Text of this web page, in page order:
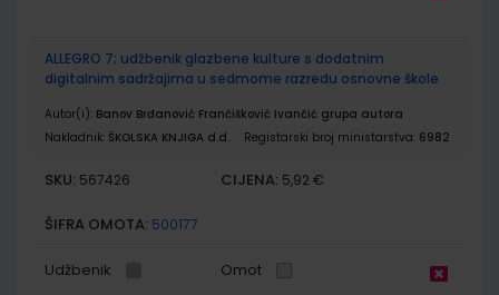
ALLEGRO 7; udžbenik glazbene kulture s dodatnim
digitalnim sadržajima u sedmome razredu osnovne škole
Autor(i): Banov Brđanović Frančišković Ivančić grupa autora
Nakladnik: ŠKOLSKA KNJIGA d.d. Registarski broj ministarstva: 6982
SKU: 567426 CIJENA: 5,92 €
ŠIFRA OMOTA: 500177
Udžbenik Omot